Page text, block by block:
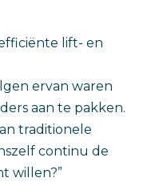
lift- en
ervan waren
aan te pakken.
traditionele
continu de
willen?”